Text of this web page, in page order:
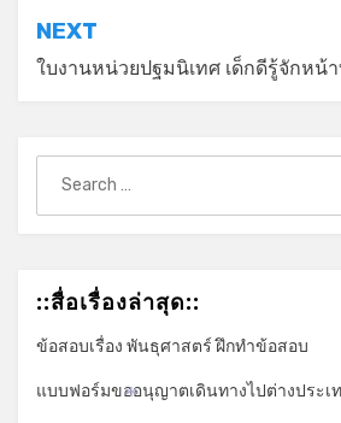
NEXT
ใบงานหน่วยปฐมนิเทศ เด็กดีรู้จักหน้
for:
::สื่อเรื่องล่าสุด::
ข้อสอบเรื่อง พันธุศาสตร์ ฝึกทำข้อสอบ
แบบฟอร์มขออนุญาตเดินทางไปต่างประเ